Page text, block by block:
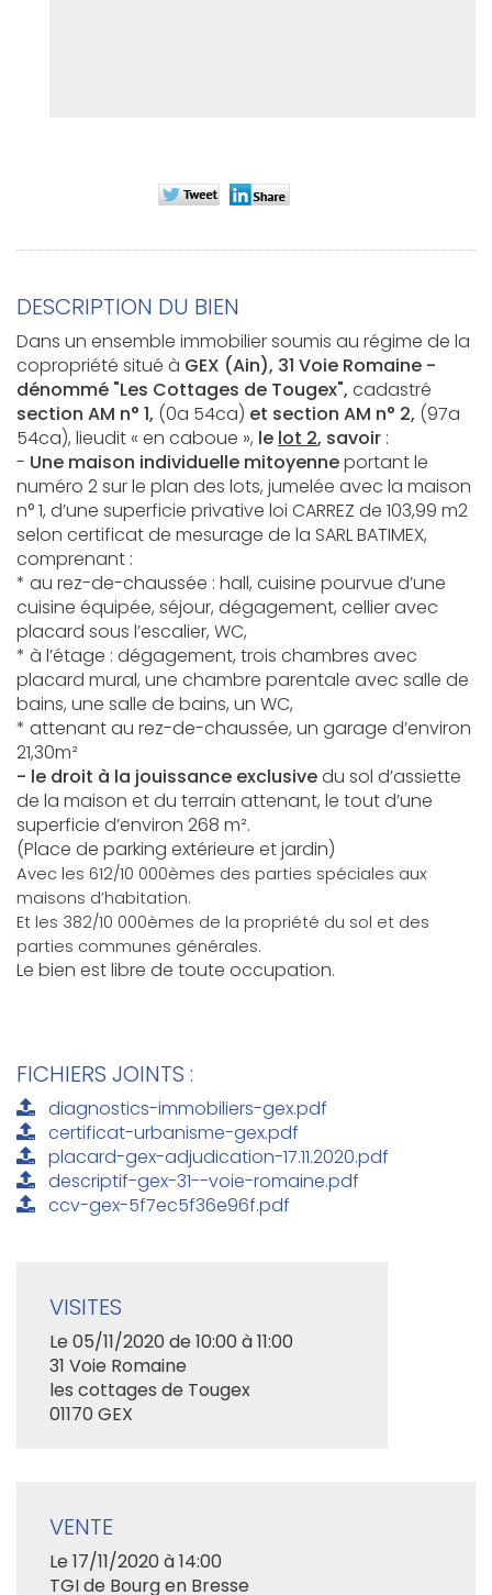
DESCRIPTION DU BIEN
Dans un ensemble immobilier soumis au régime de la
copropriété situé à GEX (Ain), 31 Voie Romaine -
dénommé "Les Cottages de Tougex", cadastré
section AM n° 1, (0a 54ca) et section AM n° 2, (97a
54ca), lieudit « en caboue », le lot 2, savoir :
- Une maison individuelle mitoyenneportant le
numéro 2 sur le plan des lots, jumelée avec la maison
n° 1, d’une superficie privative loi CARREZ de 103,99 m2
selon certificat de mesurage de la SARL BATIMEX,
comprenant :
* au rez-de-chaussée : hall, cuisine pourvue d’une
cuisine équipée, séjour, dégagement, cellier avec
placard sous l’escalier, WC,
* à l’étage : dégagement, trois chambres avec
placard mural, une chambre parentale avec salle de
bains, une salle de bains, un WC,
* attenant au rez-de-chaussée, un garage d’environ
21,30m²
- le droit à la jouissance exclusivedu sol d’assiette
de la maison et du terrain attenant, le tout d’une
superficie d’environ 268 m².
(Place de parking extérieure et jardin)
Avec les 612/10 000èmes des parties spéciales aux
maisons d’habitation.
Et les 382/10 000èmes de la propriété du sol et des
parties communes générales.
Le bien est libre de toute occupation.
FICHIERS JOINTS :
diagnostics-immobiliers-gex.pdf
certificat-urbanisme-gex.pdf
placard-gex-adjudication-17.11.2020.pdf
descriptif-gex-31--voie-romaine.pdf
ccv-gex-5f7ec5f36e96f.pdf
VISITES
Le 05/11/2020 de 10:00 à 11:00
31 Voie Romaine
les cottages de Tougex
01170 GEX
VENTE
Le 17/11/2020 à 14:00
TGI de Bourg en Bresse